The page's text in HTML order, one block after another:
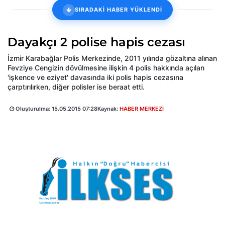
SIRADAKİ HABER YÜKLENDİ
Dayakçı 2 polise hapis cezası
İzmir Karabağlar Polis Merkezinde, 2011 yılında gözaltına alınan
Fevziye Cengizin dövülmesine ilişkin 4 polis hakkında açılan
'işkence ve eziyet' davasında iki polis hapis cezasına
çarptırılırken, diğer polisler ise beraat etti.
Oluşturulma: 15.05.2015 07:28Kaynak: HABER MERKEZİ